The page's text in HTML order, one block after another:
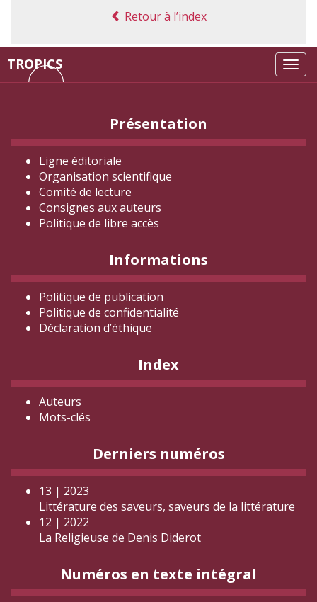
TROPICS
Retour à l’index
Présentation
Ligne éditoriale
Organisation scientifique
Comité de lecture
Consignes aux auteurs
Politique de libre accès
Informations
Politique de publication
Politique de confidentialité
Déclaration d’éthique
Index
Auteurs
Mots-clés
Derniers numéros
13 | 2023
Littérature des saveurs, saveurs de la littérature
12 | 2022
La Religieuse de Denis Diderot
Numéros en texte intégral